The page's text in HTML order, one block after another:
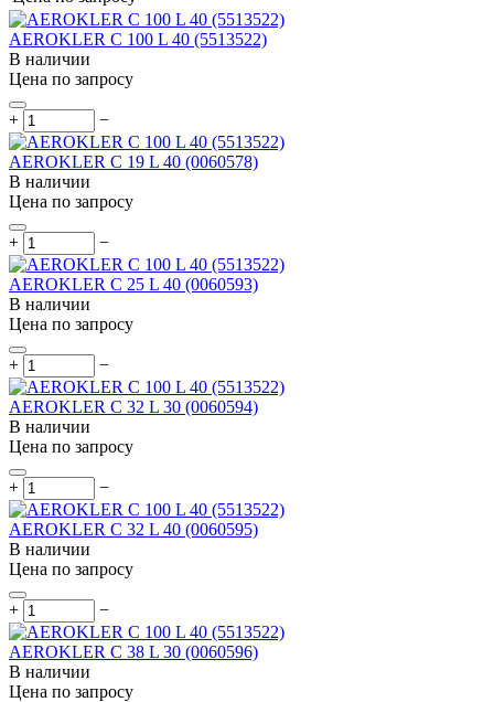
AEROKLER C 100 L 40 (5513522)
В наличии
Цена по запросу
+ −
AEROKLER C 19 L 40 (0060578)
В наличии
Цена по запросу
+ −
AEROKLER C 25 L 40 (0060593)
В наличии
Цена по запросу
+ −
AEROKLER C 32 L 30 (0060594)
В наличии
Цена по запросу
+ −
AEROKLER C 32 L 40 (0060595)
В наличии
Цена по запросу
+ −
AEROKLER C 38 L 30 (0060596)
В наличии
Цена по запросу